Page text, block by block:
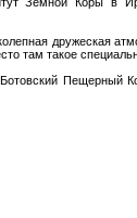
дружеская
там такое
Пещерный